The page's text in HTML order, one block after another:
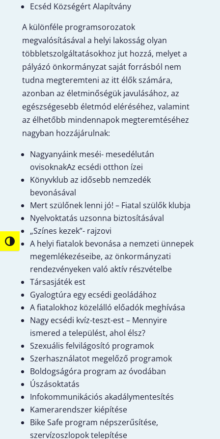
Nagy kontraszt váltása
Ecséd Községért Alapítvány
A különféle programsorozatok
megvalósításával a helyi lakosság olyan
többletszolgáltatásokhoz jut hozzá, melyet a
pályázó önkormányzat saját forrásból nem
tudna megteremteni az itt élők számára,
azonban az életminőségük javulásához, az
egészségesebb életmód eléréséhez, valamint
az élhetőbb mindennapok megteremtéséhez
nagyban hozzájárulnak:
Nagyanyáink meséi- mesedélután
ovisoknakAz ecsédi otthon ízei
Könyvklub az idősebb nemzedék
bevonásával
Mert szülőnek lenni jó! – Fiatal szülők klubja
Nyelvoktatás uzsonna biztosításával
„Színes kezek”- rajzovi
A helyi fiatalok bevonása a nemzeti ünnepek
megemlékezéseibe, az önkormányzati
rendezvényeken való aktív részvételbe
Társasjáték est
Gyalogtúra egy ecsédi geoládához
A fiatalokhoz közelálló előadók meghívása
Nagy ecsédi kvíz-teszt-est – Mennyire
ismered a települést, ahol élsz?
Szexuális felvilágosító programok
Szerhasználatot megelőző programok
Boldogságóra program az óvodában
Úszásoktatás
Infokommunikációs akadálymentesítés
Kamerarendszer kiépítése
Bike Safe program népszerűsítése,
szervízoszlopok telepítése